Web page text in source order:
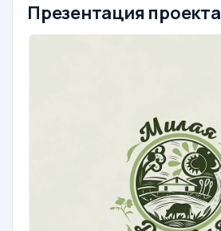
Презентация проекта